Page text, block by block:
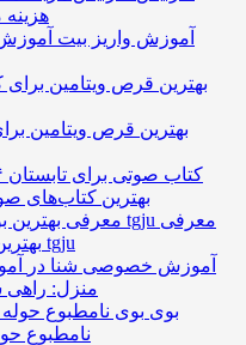
هزینه
آموزش واریز بیت
بهترین قرص ویتامین
بهترین کتاب‌های
معرفی
بهترین بونوس‌های فارکس در سایت tgju
آموزش خصوصی شنا در
منزل: راهی
بوی
نامطبوع